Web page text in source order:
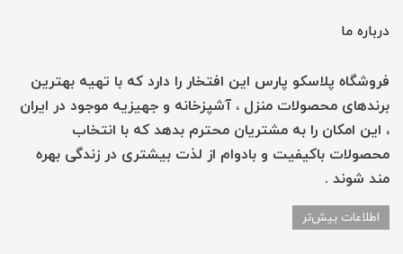
درباره ما
فروشگاه پلاسکو پارس این افتخار را دارد که با تهیه بهترین
برندهای محصولات منزل ، آشپزخانه و جهیزیه موجود در ایران
، این امکان را به مشتریان محترم بدهد که با انتخاب
محصولات باکیفیت و بادوام از لذت بیشتری در زندگی بهره
مند شوند .
اطلاعات بیش‌تر